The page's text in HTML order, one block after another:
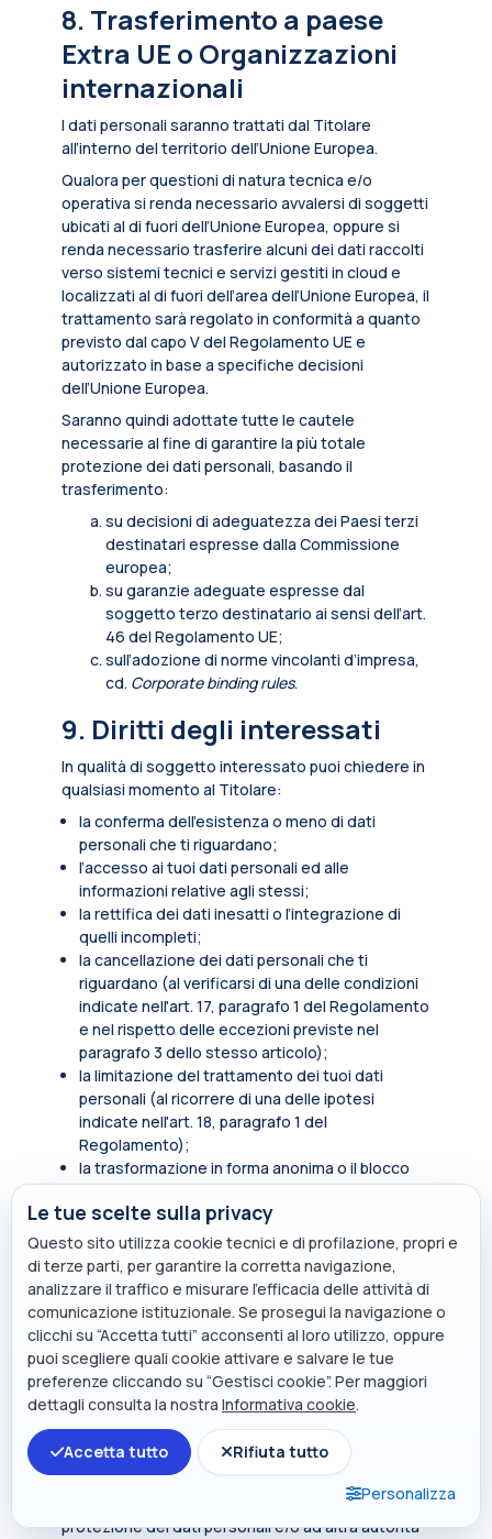
8. Trasferimento a paese
Extra UE o Organizzazioni
internazionali
I dati personali saranno trattati dal Titolare
all’interno del territorio dell’Unione Europea.
Qualora per questioni di natura tecnica e/o
operativa si renda necessario avvalersi di soggetti
ubicati al di fuori dell’Unione Europea, oppure si
renda necessario trasferire alcuni dei dati raccolti
verso sistemi tecnici e servizi gestiti in cloud e
localizzati al di fuori dell’area dell’Unione Europea, il
trattamento sarà regolato in conformità a quanto
previsto dal capo V del Regolamento UE e
autorizzato in base a specifiche decisioni
dell’Unione Europea.
Saranno quindi adottate tutte le cautele
necessarie al fine di garantire la più totale
protezione dei dati personali, basando il
trasferimento:
su decisioni di adeguatezza dei Paesi terzi
destinatari espresse dalla Commissione
europea;
su garanzie adeguate espresse dal
soggetto terzo destinatario ai sensi dell’art.
46 del Regolamento UE;
sull’adozione di norme vincolanti d’impresa,
cd. Corporate binding rules.
9. Diritti degli interessati
In qualità di soggetto interessato puoi chiedere in
qualsiasi momento al Titolare:
la conferma dell’esistenza o meno di dati
personali che ti riguardano;
l’accesso ai tuoi dati personali ed alle
informazioni relative agli stessi;
la rettifica dei dati inesatti o l’integrazione di
quelli incompleti;
la cancellazione dei dati personali che ti
riguardano (al verificarsi di una delle condizioni
indicate nell'art. 17, paragrafo 1 del Regolamento
e nel rispetto delle eccezioni previste nel
paragrafo 3 dello stesso articolo);
la limitazione del trattamento dei tuoi dati
personali (al ricorrere di una delle ipotesi
indicate nell'art. 18, paragrafo 1 del
Regolamento);
la trasformazione in forma anonima o il blocco
dei dati trattati in violazione di legge, compresi
quelli di cui non è necessaria la conservazione in
relazione agli scopi per i quali i dati sono stati
raccolti o successivamente trattati.
In qualità di soggetto interessato hai inoltre diritto
di opporti, in tutto o in parte, per motivi legittimi al
trattamento dei dati personali che ti riguardano,
ancorché pertinenti allo scopo della raccolta.
Tali diritti sono esercitabili rivolgendosi al punto di
contattoprivacy@polimi.it.
Qualora tu ritenga che i tuoi diritti siano stati violati
dal titolare e/o da un terzo, hai il diritto di
presentare un reclamo all’Autorità per la
protezione dei dati personali e/o ad altra autorità
Le tue scelte sulla privacy
Questo sito utilizza cookie tecnici e di profilazione, propri e
di terze parti, per garantire la corretta navigazione,
analizzare il traffico e misurare l’efficacia delle attività di
comunicazione istituzionale. Se prosegui la navigazione o
clicchi su “Accetta tutti” acconsenti al loro utilizzo, oppure
puoi scegliere quali cookie attivare e salvare le tue
preferenze cliccando su “Gestisci cookie”. Per maggiori
dettagli consulta la nostra Informativa cookie.
Accetta tutto
Rifiuta tutto
Personalizza